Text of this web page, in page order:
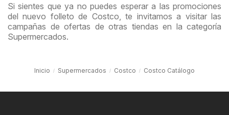
Si sientes que ya no puedes esperar a las promociones
del nuevo folleto de Costco, te invitamos a visitar las
campañas de ofertas de otras tiendas en la categoría
Supermercados.
Inicio Supermercados Costco Costco Catálogo